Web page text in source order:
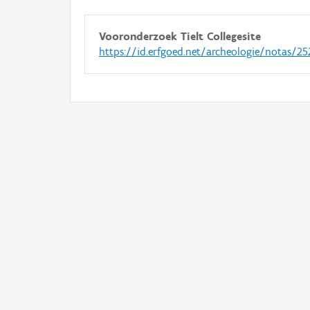
Vooronderzoek Tielt Collegesite
https://id.erfgoed.net/archeologie/notas/